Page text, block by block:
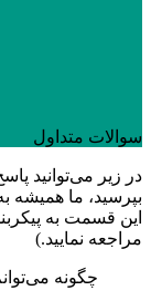
سوالات متداول
در زیر می‌توانید
بپرسید، ما همیشه
این قسمت به
مراجعه نمایید.)
چگونه